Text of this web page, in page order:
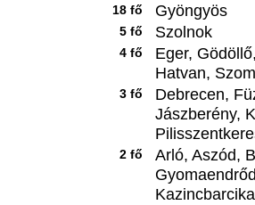
18 fő Gyöngyös
5 fő Szolnok
4 fő
Eger,
Hatvan,
3 fő
Debrecen,
Jászberény,
2 fő
Arló, Aszód,